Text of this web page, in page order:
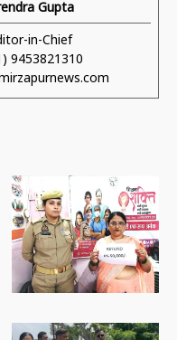
Gupta
in-Chief
9453821310